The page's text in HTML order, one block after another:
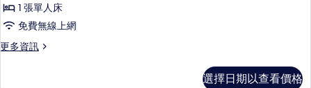
煙
房
(Run
1 張單人床
免費無線上網
更多資訊
更
選擇日期以查看價格